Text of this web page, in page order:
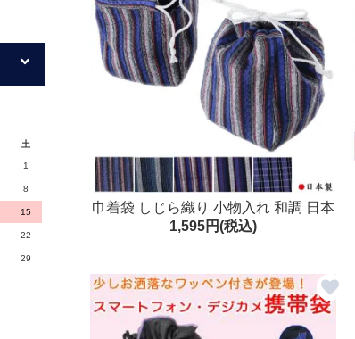
巾着袋 しじら織り 小物入れ 和調 日本
製
1,595円(税込)
土
1
8
15
22
29